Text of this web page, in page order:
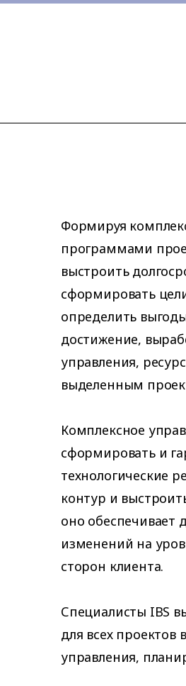
Формируя
программами
выстроить
сформировать
определить
достижение,
управления,
выделенным
Комплексное
сформировать и
технологические
контур и
оно обеспечивает
изменений на
сторон клиента.
Специалисты IBS
для всех
управления,